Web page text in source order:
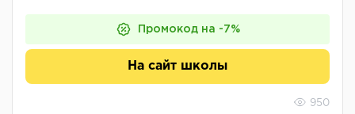
Промокод на -7%
На сайт школы
950